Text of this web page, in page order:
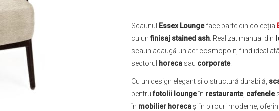
Scaunul Essex Loungeface parte din colecția
cu unfinisaj stained ash . Realizat manual din
scaun adaugă un aer cosmopolit, fiind ideal
sectorul
horeca sau corporate.
Cu un design elegant și o structură durabilă,
pentrufotolii loungeîn restaurante, cafenele
în mobilier horecași în birouri moderne,